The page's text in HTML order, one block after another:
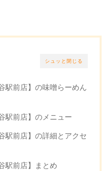
シュッと閉じる
駅前店】の味噌らーめん
駅前店】のメニュー
駅前店】の詳細とアクセ
駅前店】まとめ